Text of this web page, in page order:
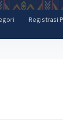
Registrasi